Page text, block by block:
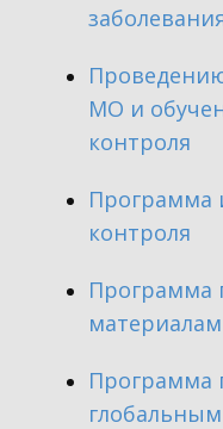
МО и
контроля
​Программа
контроля
​Программа
​Программа